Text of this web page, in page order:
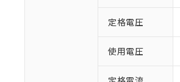
定格電圧
使用電圧